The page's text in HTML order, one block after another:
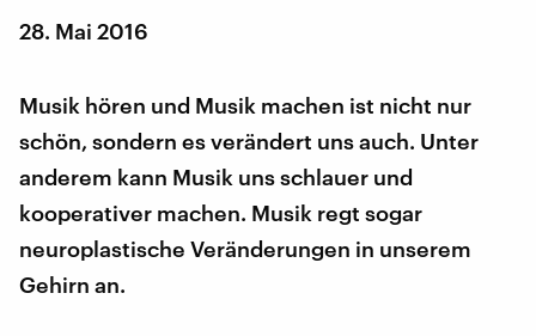
28. Mai 2016
Musik hören und Musik machen ist nicht nur
schön, sondern es verändert uns auch. Unter
anderem kann Musik uns schlauer und
kooperativer machen. Musik regt sogar
neuroplastische Veränderungen in unserem
Gehirn an.